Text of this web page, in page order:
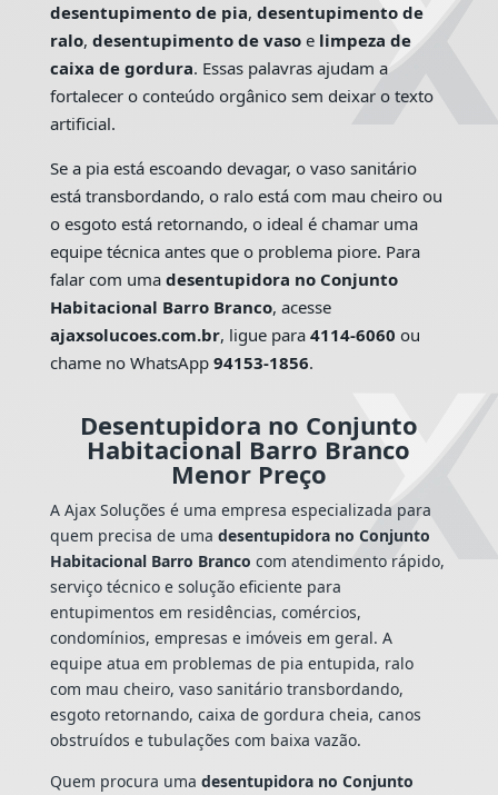
desentupimento de pia, desentupimento de
ralo, desentupimento de vasoe limpeza de
caixa de gordura. Essas palavras ajudam a
fortalecer o conteúdo orgânico sem deixar o texto
artificial.
Se a pia está escoando devagar, o vaso sanitário
está transbordando, o ralo está com mau cheiro ou
o esgoto está retornando, o ideal é chamar uma
equipe técnica antes que o problema piore. Para
falar com uma desentupidora no Conjunto
Habitacional Barro Branco, acesse
ajaxsolucoes.com.br, ligue para 4114-6060 ou
chame no WhatsApp 94153-1856.
Desentupidora no Conjunto
Habitacional Barro Branco
Menor Preço
A Ajax Soluções é uma empresa especializada para
quem precisa de uma desentupidora no Conjunto
Habitacional Barro Branco com atendimento rápido,
serviço técnico e solução eficiente para
entupimentos em residências, comércios,
condomínios, empresas e imóveis em geral. A
equipe atua em problemas de pia entupida, ralo
com mau cheiro, vaso sanitário transbordando,
esgoto retornando, caixa de gordura cheia, canos
obstruídos e tubulações com baixa vazão.
Quem procura uma desentupidora no Conjunto